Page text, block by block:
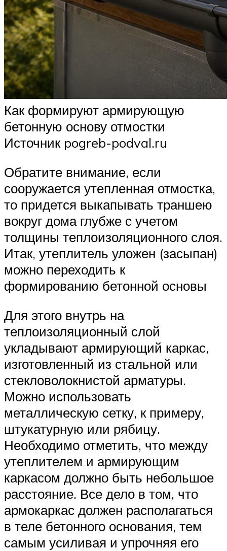
Как формируют армирующую
бетонную основу отмостки
Источник pogreb-podval.ru
Обратите внимание, если
сооружается утепленная отмостка,
то придется выкапывать траншею
вокруг дома глубже с учетом
толщины теплоизоляционного слоя.
Итак, утеплитель уложен (засыпан)
можно переходить к
формированию бетонной основы
Для этого внутрь на
теплоизоляционный слой
укладывают армирующий каркас,
изготовленный из стальной или
стекловолокнистой арматуры.
Можно использовать
металлическую сетку, к примеру,
штукатурную или рябицу.
Необходимо отметить, что между
утеплителем и армирующим
каркасом должно быть небольшое
расстояние. Все дело в том, что
армокаркас должен располагаться
в теле бетонного основания, тем
самым усиливая и упрочняя его